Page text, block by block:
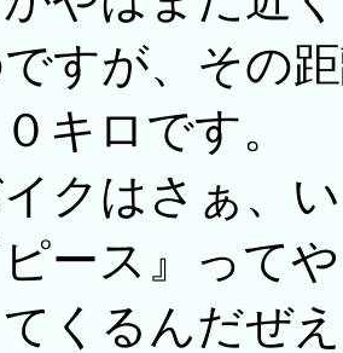
すが、その
キロです。
イクはさぁ、
ース』って
くるんだぜ